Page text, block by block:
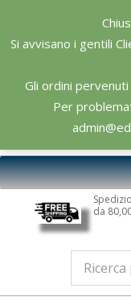
Si avvisano i gentili
Gli ordini
Per
content
Editoriale
Scientifica
Primary
Navigation
da